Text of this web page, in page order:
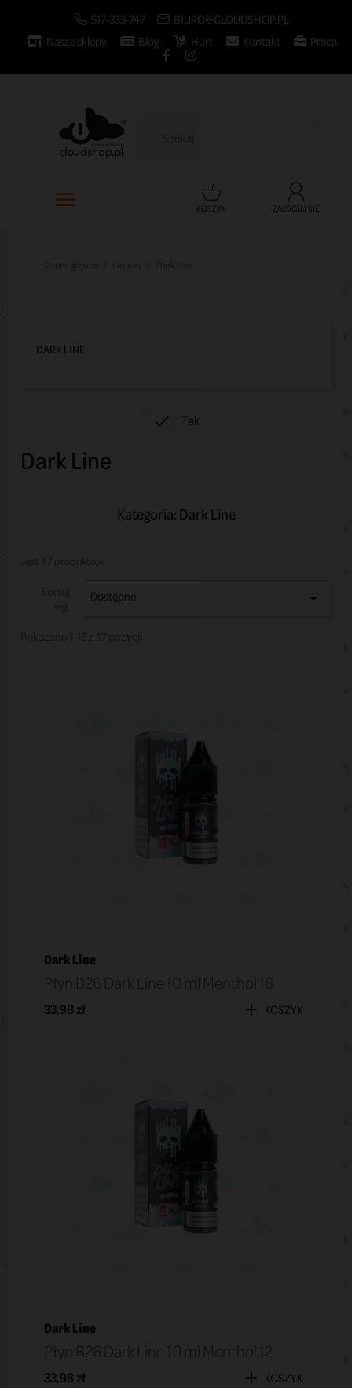
517-333-747
BIURO@CLOUDSHOP.PL
Nasze sklepy
Blog Hurt Kontakt Praca
KOSZYK ZALOGUJ SIĘ
DARK LINE
 Tak
Dark Line
Kategoria: Dark Line
Dostępne 
Dark Line
Płyn B26 Dark Line 10 ml Menthol 18
33,98 zł KOSZYK
Dark Line
Płyn B26 Dark Line 10 ml Menthol 12
33,98 zł KOSZYK